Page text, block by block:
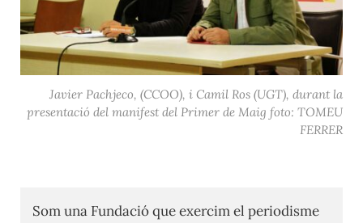
Javier Pachjeco, (CCOO), i Camil Ros (UGT), durant la
presentació del manifest del Primer de Maig foto: TOMEU
FERRER
Som una Fundació que exercim el periodisme